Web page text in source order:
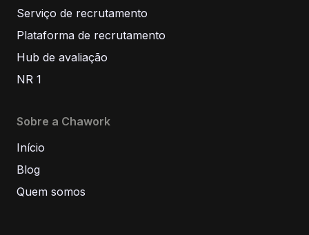
Serviço de recrutamento
Plataforma de recrutamento
Hub de avaliação
NR 1
Sobre a Chawork
Início
Blog
Quem somos